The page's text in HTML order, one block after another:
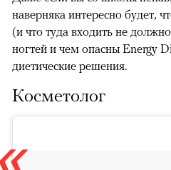
наверняка интересно будет,
(и что туда входить не
ногтей и чем опасны Energy
диетические решения.
Косметолог